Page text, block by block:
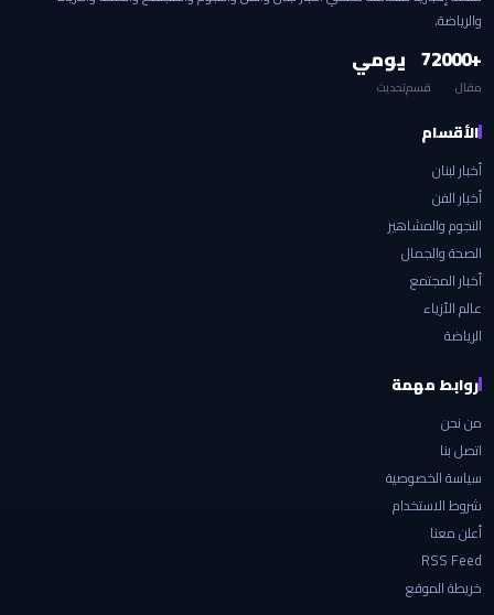
والرياضة.
+2000
مقال
7
قسم
يومي
تحديث
الأقسام
أخبار لبنان
أخبار الفن
النجوم والمشاهير
الصحة والجمال
أخبار المجتمع
عالم الأزياء
الرياضة
روابط مهمة
من نحن
اتصل بنا
سياسة الخصوصية
شروط الاستخدام
أعلن معنا
RSS Feed
خريطة الموقع